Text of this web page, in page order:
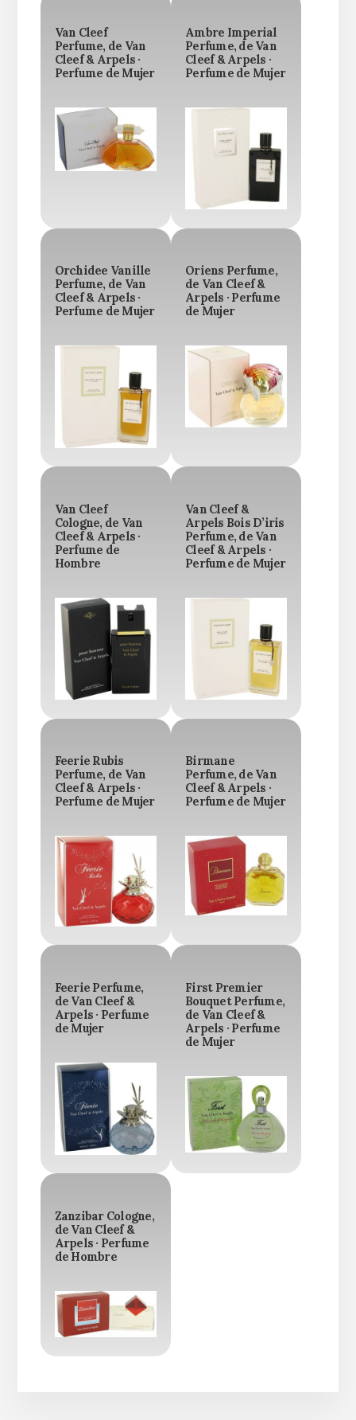
Van Cleef
Perfume, de Van
Cleef & Arpels ·
Perfume de Mujer
Ambre Imperial
Perfume, de Van
Cleef & Arpels ·
Perfume de Mujer
Orchidee Vanille
Perfume, de Van
Cleef & Arpels ·
Perfume de Mujer
Oriens Perfume,
de Van Cleef &
Arpels · Perfume
de Mujer
Van Cleef
Cologne, de Van
Cleef & Arpels ·
Perfume de
Hombre
Van Cleef &
Arpels Bois D’iris
Perfume, de Van
Cleef & Arpels ·
Perfume de Mujer
Feerie Rubis
Perfume, de Van
Cleef & Arpels ·
Perfume de Mujer
Birmane
Perfume, de Van
Cleef & Arpels ·
Perfume de Mujer
Feerie Perfume,
de Van Cleef &
Arpels · Perfume
de Mujer
First Premier
Bouquet Perfume,
de Van Cleef &
Arpels · Perfume
de Mujer
Zanzibar Cologne,
de Van Cleef &
Arpels · Perfume
de Hombre